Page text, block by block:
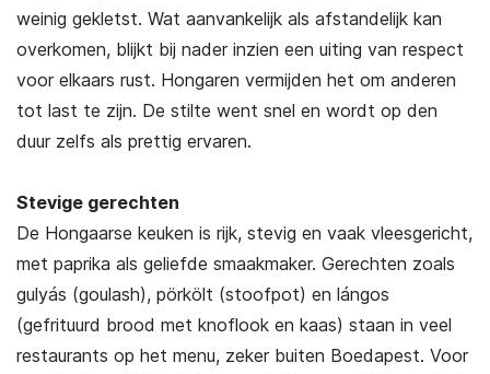
weinig gekletst. Wat aanvankelijk als afstandelijk kan
overkomen, blijkt bij nader inzien een uiting van respect
voor elkaars rust. Hongaren vermijden het om anderen
tot last te zijn. De stilte went snel en wordt op den
duur zelfs als prettig ervaren.
Stevige gerechten
De Hongaarse keuken is rijk, stevig en vaak vleesgericht,
met paprika als geliefde smaakmaker. Gerechten zoals
gulyás (goulash), pörkölt (stoofpot) en lángos
(gefrituurd brood met knoflook en kaas) staan in veel
restaurants op het menu, zeker buiten Boedapest. Voor